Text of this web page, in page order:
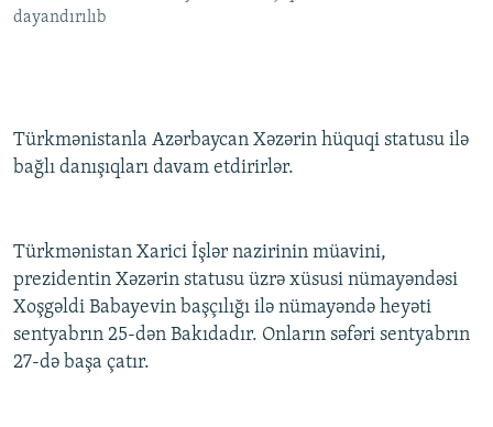
dayandırılıb
Türkmənistanla Azərbaycan Xəzərin hüquqi statusu ilə
bağlı danışıqları davam etdirirlər.
Türkmənistan Xarici İşlər nazirinin müavini,
prezidentin Xəzərin statusu üzrə xüsusi nümayəndəsi
Xoşgəldi Babayevin başçılığı ilə nümayəndə heyəti
sentyabrın 25-dən Bakıdadır. Onların səfəri sentyabrın
27-də başa çatır.